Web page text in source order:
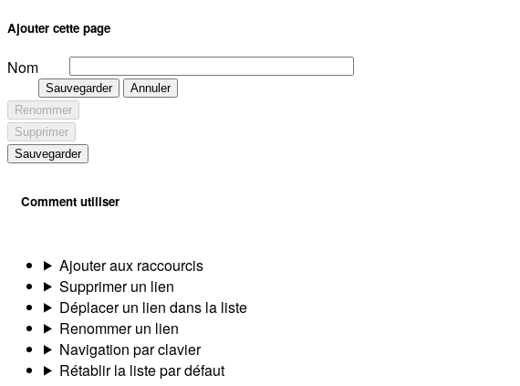
Ajouter cette page
Nom
Sauvegarder
Annuler
Renommer
Supprimer
Sauvegarder
Comment utiliser
Ajouter aux raccourcis
Supprimer un lien
Déplacer un lien dans la liste
Renommer un lien
Navigation par clavier
Rétablir la liste par défaut